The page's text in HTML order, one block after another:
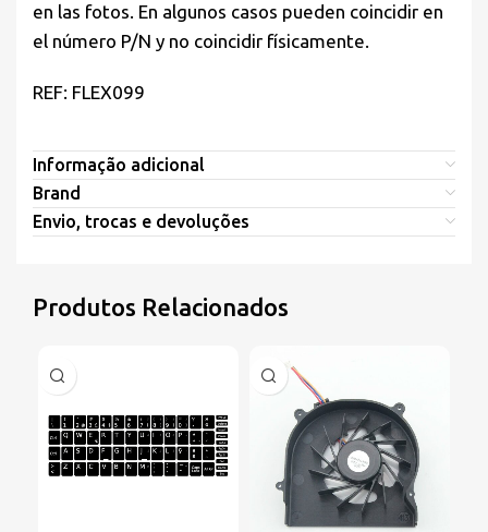
en las fotos. En algunos casos pueden coincidir en
el número P/N y no coincidir físicamente.
REF: FLEX099
Informação adicional
Brand
Envio, trocas e devoluções
Produtos Relacionados